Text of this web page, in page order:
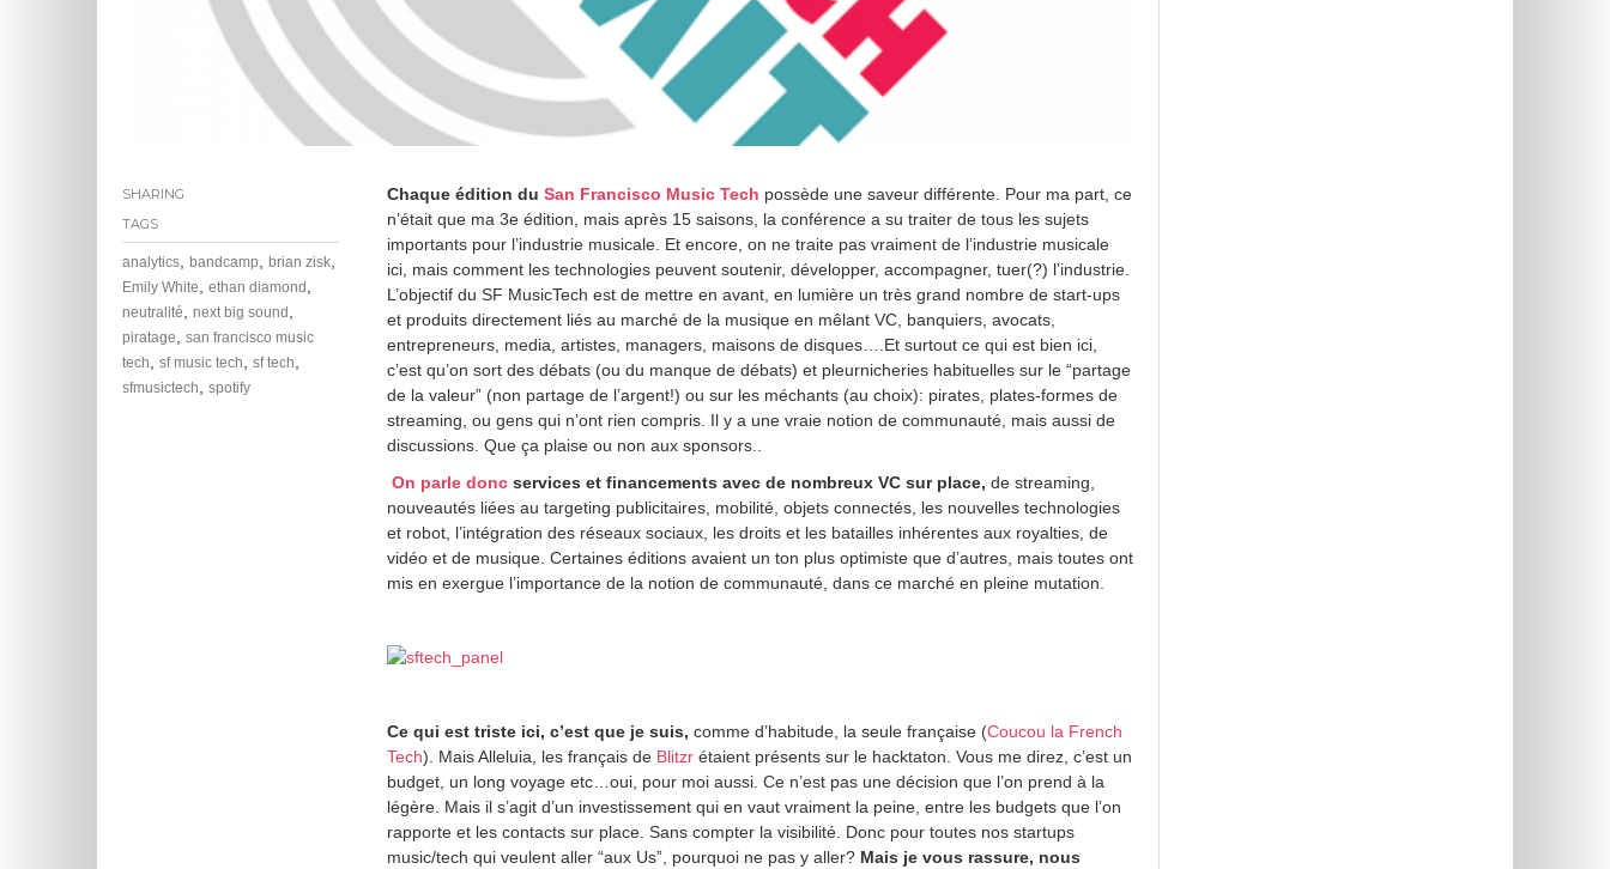
Chaque édition duSan Francisco Music Tech possède une saveur différente. Pour ma part, ce
n’était que ma 3e édition, mais après 15 saisons, la conférence a su traiter de tous les sujets
importants pour l’industrie musicale. Et encore, on ne traite pas vraiment de l’industrie musicale
ici, mais comment les technologies peuvent soutenir, développer, accompagner, tuer(?) l’industrie.
L’objectif du SF MusicTech est de mettre en avant, en lumière un très grand nombre de start-ups
et produits directement liés au marché de la musique en mêlant VC, banquiers, avocats,
entrepreneurs, media, artistes, managers, maisons de disques….Et surtout ce qui est bien ici,
c’est qu’on sort des débats (ou du manque de débats) et pleurnicheries habituelles sur le “partage
de la valeur” (non partage de l’argent!) ou sur les méchants (au choix): pirates, plates-formes de
streaming, ou gens qui n’ont rien compris. Il y a une vraie notion de communauté, mais aussi de
discussions. Que ça plaise ou non aux sponsors..
On parle donc services et financements avec de nombreux VC sur place, de streaming,
nouveautés liées au targeting publicitaires, mobilité, objets connectés, les nouvelles technologies
et robot, l’intégration des réseaux sociaux, les droits et les batailles inhérentes aux royalties, de
vidéo et de musique. Certaines éditions avaient un ton plus optimiste que d’autres, mais toutes ont
mis en exergue l’importance de la notion de communauté, dans ce marché en pleine mutation.
Ce qui est triste ici, c’est que je suis, comme d’habitude, la seule française (Coucou la French
Tech). Mais Alleluia, les français de Blitzrétaient présents sur le hacktaton. Vous me direz, c’est un
budget, un long voyage etc…oui, pour moi aussi. Ce n’est pas une décision que l’on prend à la
légère. Mais il s’agit d’un investissement qui en vaut vraiment la peine, entre les budgets que l’on
rapporte et les contacts sur place. Sans compter la visibilité. Donc pour toutes nos startups
music/tech qui veulent aller “aux Us”, pourquoi ne pas y aller? Mais je vous rassure, nous
SHARING
TAGS
analytics bandcamp brian zisk
Emily White ethan diamond
neutralité next big sound
piratage
san francisco music
tech
sf music tech sf tech
sfmusictech spotify